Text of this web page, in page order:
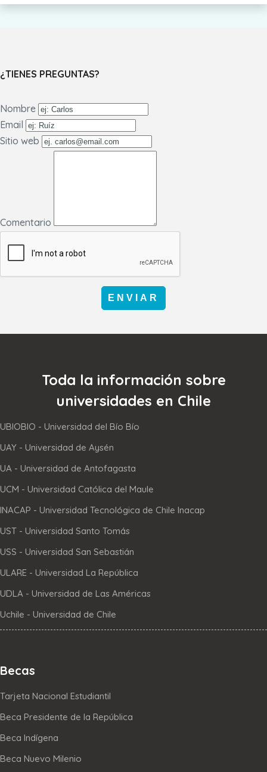
¿TIENES PREGUNTAS?
Nombre
Email
Sitio web
Comentario
ENVIAR
Toda la información sobre
universidades en Chile
UBIOBIO - Universidad del Bío Bío
UAY - Universidad de Aysén
UA - Universidad de Antofagasta
UCM - Universidad Católica del Maule
INACAP - Universidad Tecnológica de Chile Inacap
UST - Universidad Santo Tomás
USS - Universidad San Sebastián
ULARE - Universidad La República
UDLA - Universidad de Las Américas
Uchile - Universidad de Chile
Becas
Tarjeta Nacional Estudiantil
Beca Presidente de la República
Beca Indígena
Beca Nuevo Milenio